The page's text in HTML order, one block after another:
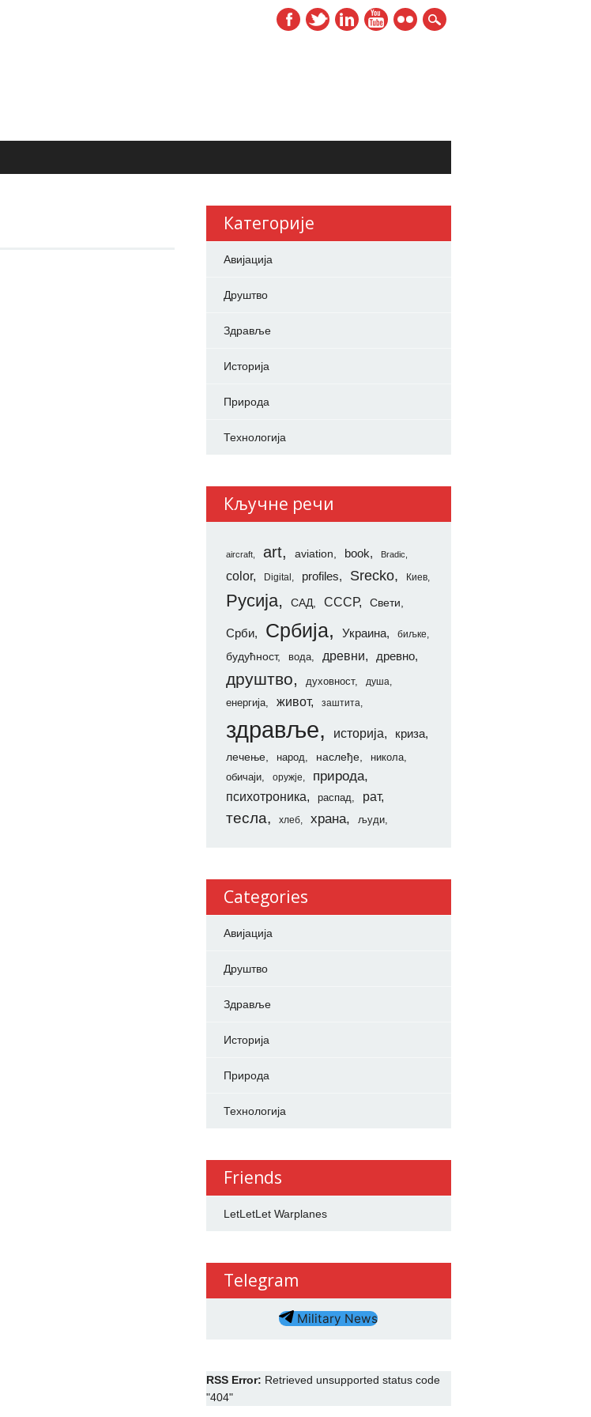
Категорије
Авијација
Друштво
Здравље
Историја
Природа
Технологија
Кључне речи
aircraft art aviation book Bradic
color Digital profiles Srecko Киев
Русија САД СССР Свети
Срби Србија Украина биљке
будућност вода древни древно
друштво духовност душа
енергија живот заштита
здравље историја
криза
лечење
народ наслеђе
никола
обичаји
оружје природа
психотроника распад рат
тесла хлеб храна људи
Categories
Авијација
Друштво
Здравље
Историја
Природа
Технологија
Friends
LetLetLet Warplanes
Telegram
Military News
RSS Error: Retrieved unsupported status code
"404"